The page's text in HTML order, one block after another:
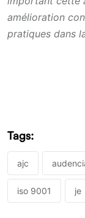
amélioration
pratiques dans
Tags:
ajc
iso 9001 je